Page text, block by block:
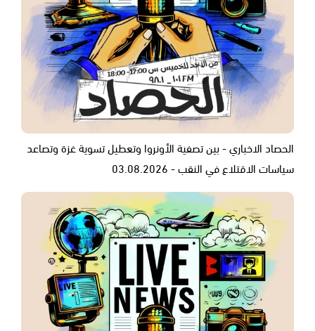
الحصاد الاخباري - بين تصفية الأونروا وتعطيل تسوية غزة وتصاعد
سياسات الاقتلاع في النقب - 03.08.2026